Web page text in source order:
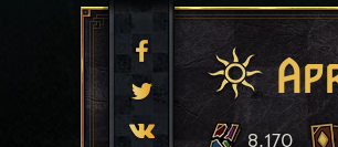
8.170